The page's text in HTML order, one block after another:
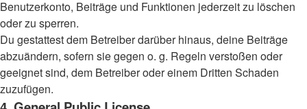
Benutzerkonto, Beiträge und Funktionen jederzeit zu löschen
oder zu sperren.
Du gestattest dem Betreiber darüber hinaus, deine Beiträge
abzuändern, sofern sie gegen o. g. Regeln verstoßen oder
geeignet sind, dem Betreiber oder einem Dritten Schaden
zuzufügen.